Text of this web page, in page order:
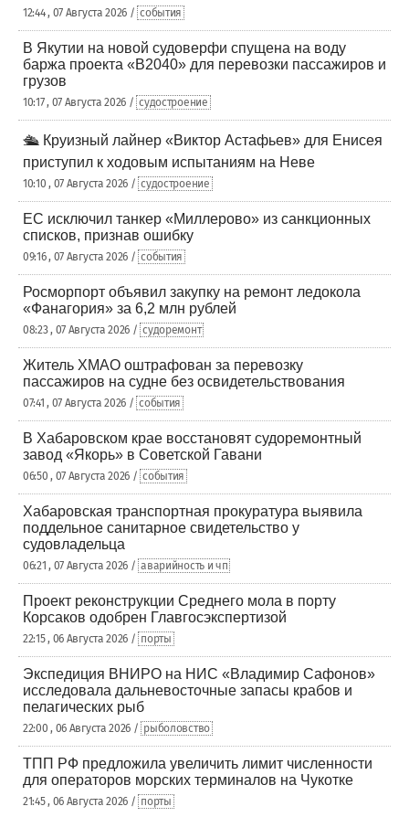
12:44 , 07 Августа 2026 / события
В Якутии на новой судоверфи спущена на воду
баржа проекта «В2040» для перевозки пассажиров и
грузов
10:17 , 07 Августа 2026 / судостроение
🛳️ Круизный лайнер «Виктор Астафьев» для Енисея
приступил к ходовым испытаниям на Неве
10:10 , 07 Августа 2026 / судостроение
ЕС исключил танкер «Миллерово» из санкционных
списков, признав ошибку
09:16 , 07 Августа 2026 / события
Росморпорт объявил закупку на ремонт ледокола
«Фанагория» за 6,2 млн рублей
08:23 , 07 Августа 2026 / судоремонт
Житель ХМАО оштрафован за перевозку
пассажиров на судне без освидетельствования
07:41 , 07 Августа 2026 / события
В Хабаровском крае восстановят судоремонтный
завод «Якорь» в Советской Гавани
06:50 , 07 Августа 2026 / события
Хабаровская транспортная прокуратура выявила
поддельное санитарное свидетельство у
судовладельца
06:21 , 07 Августа 2026 / аварийность и чп
Проект реконструкции Среднего мола в порту
Корсаков одобрен Главгосэкспертизой
22:15 , 06 Августа 2026 / порты
Экспедиция ВНИРО на НИС «Владимир Сафонов»
исследовала дальневосточные запасы крабов и
пелагических рыб
22:00 , 06 Августа 2026 / рыболовство
ТПП РФ предложила увеличить лимит численности
для операторов морских терминалов на Чукотке
21:45 , 06 Августа 2026 / порты